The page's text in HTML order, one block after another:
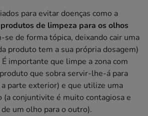
para evitar doenças como a
produtos de limpeza para os olhos
se de forma tópica, deixando cair uma
produto tem a sua própria dosagem)
importante que limpe a zona com
que sobra servir-lhe-á para
parte exterior) e que utilize uma
(a conjuntivite é muito contagiosa e
um olho para o outro).